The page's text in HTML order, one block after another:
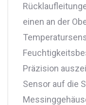
einen an der
Präzision
Sensor auf die